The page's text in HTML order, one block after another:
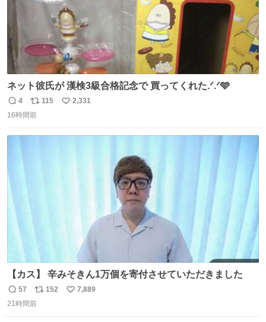
ネット彼氏が 漢検3級合格記念で 買ってくれた.ᐟ.ᐟ🩵
返
信
4
リ
ポ
115
い
2,331
16時間前
【カス】 辛みそきん1万個を寄付させていただきました
返
信
57
リ
ポ
152
い
7,889
21時間前